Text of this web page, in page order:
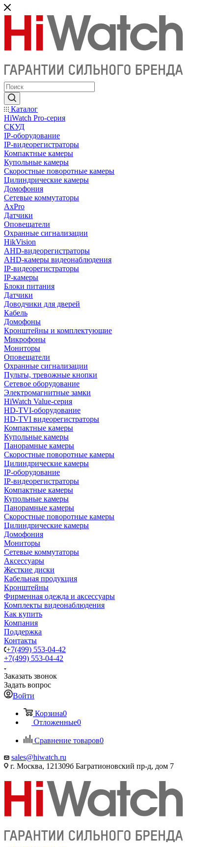
Каталог
HiWatch Pro-серия
CКУД
IP-оборудование
IP-видеорегистраторы
Компактные камеры
Купольные камеры
Скоростные поворотные камеры
Цилиндрические камеры
Домофония
Сетевые коммутаторы
AxPro
Датчики
Оповещатели
Охранные сигнализации
HikVision
AHD-видеорегистраторы
AHD-камеры видеонаблюдения
IP-видеорегистраторы
IP-камеры
Блоки питания
Датчики
Доводчики для дверей
Кабель
Домофоны
Кронштейны и комплектующие
Микрофоны
Мониторы
Оповещатели
Охранные сигнализации
Пульты, тревожные кнопки
Сетевое оборудование
Электромагнитные замки
HiWatch Value-серия
HD-TVI-оборудование
HD-TVI видеорегистраторы
Компактные камеры
Купольные камеры
Панорамные камеры
Скоростные поворотные камеры
Цилиндрические камеры
IP-оборудование
IP-видеорегистраторы
Компактные камеры
Купольные камеры
Панорамные камеры
Скоростные поворотные камеры
Цилиндрические камеры
Домофония
Мониторы
Сетевые коммутаторы
Аксессуары
Жесткие диски
Кабельная продукция
Кронштейны
Фирменная одежда и аксессуары
Комплекты видеонаблюдения
Как купить
Компания
Поддержка
Контакты
+7(499) 553-04-42
+7(499) 553-04-42
Заказать звонок
Задать вопрос
Войти
Корзина0
Отложенные0
Сравнение товаров0
sales@hiwatch.ru
г. Москва, 121309б Багратионовский пр-д, дом 7